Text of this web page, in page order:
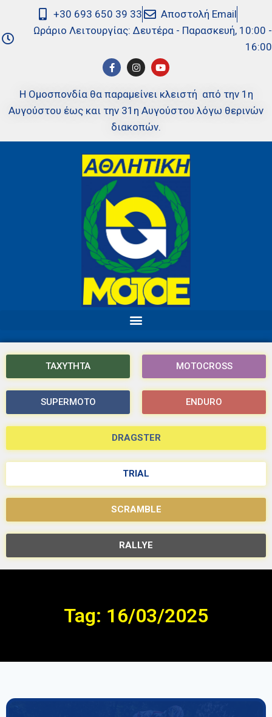
+30 693 650 39 33
Αποστολή Email
Ωράριο Λειτουργίας: Δευτέρα - Παρασκευή, 10:00 -
16:00
Η Ομοσπονδία θα παραμείνει κλειστή από την 1η
Αυγούστου έως και την 31η Αυγούστου λόγω θερινών
διακοπών.
ΤΑΧΥΤΗΤΑ MOTOCROSS
SUPERMOTO ENDURO
DRAGSTER
TRIAL
SCRAMBLE
RALLYE
Tag: 16/03/2025